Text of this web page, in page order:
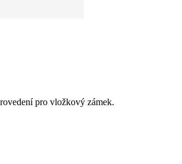
pro vložkový zámek.